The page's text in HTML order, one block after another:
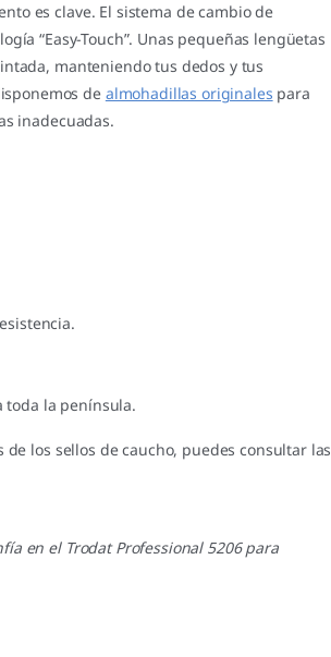
es clave. El sistema de cambio de
“Easy-Touch”. Unas pequeñas lengüetas
manteniendo tus dedos y tus
de almohadillas originales para
inadecuadas.
toda la península.
los sellos de caucho, puedes consultar las
en el Trodat Professional 5206 para